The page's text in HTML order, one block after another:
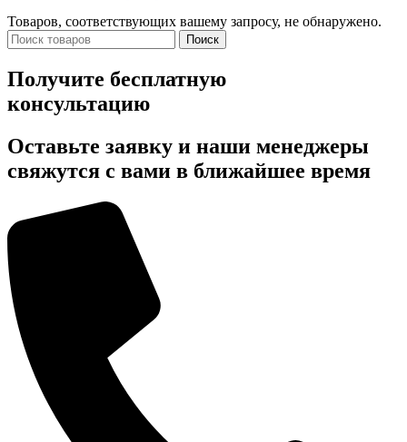
Товаров, соответствующих вашему запросу, не обнаружено.
Поиск
Получите бесплатную
консультацию
Оставьте заявку и наши менеджеры
свяжутся с вами в ближайшее время